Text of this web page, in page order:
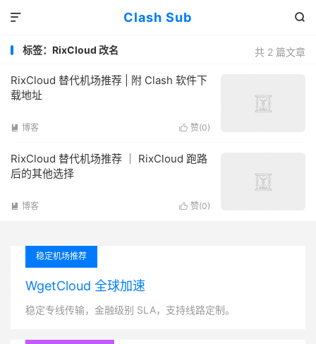
Clash Sub 

共 2 篇文章
标签：RixCloud 改名
RixCloud 替代机场推荐 | 附 Clash 软件下
载地址
 赞(0)
 博客
RixCloud 替代机场推荐 ｜ RixCloud 跑路
后的其他选择
 赞(0)
 博客
稳定机场推荐
WgetCloud 全球加速
稳定专线传输，金融级别 SLA，支持线路定制。